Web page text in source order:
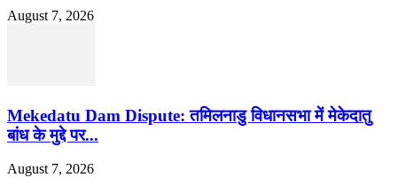
August 7, 2026
Mekedatu Dam Dispute: तमिलनाडु विधानसभा में मेकेदातु
बांध के मुद्दे पर...
August 7, 2026